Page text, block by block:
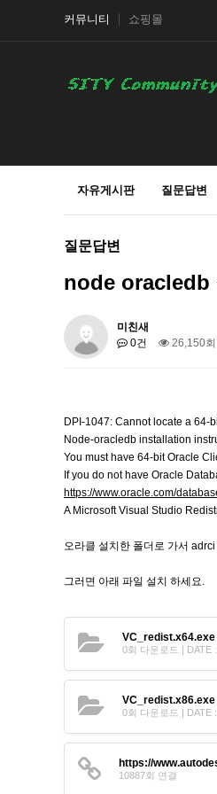
커뮤니티 쇼핑몰
자유게시판 질문답변
질문답변
node oracledb
미친새
0건
26,150회
DPI-1047: Cannot locate a 64-
Node-oracledb installation
You must have 64-bit Oracle
If you do not have Oracle
https://www.oracle.com/
A Microsoft Visual Studio
오라클 설치한 폴더로 가서
그러면 아래 파일 설치 하세요.
VC_redist.x64.exe
0회 다운로드 | DATE
VC_redist.x86.exe
0회 다운로드 | DATE
https://
10887회 연결